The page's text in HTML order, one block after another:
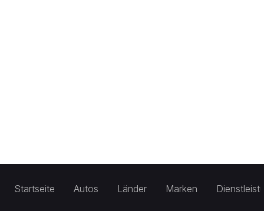
Startseite Autos Länder Marken